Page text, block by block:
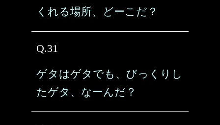
くれる場所、どーこだ？
Q.31
ゲタはゲタでも、びっくりし
たゲタ、なーんだ？